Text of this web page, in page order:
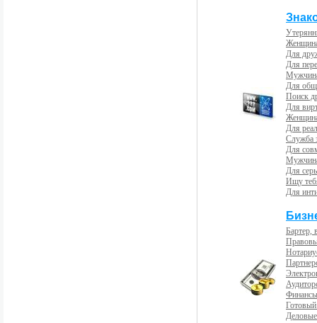
Для
Для
Для
Поиск
Для
Для
Служба
Для
Для
Ищу
Для
Бартер,
Готовый